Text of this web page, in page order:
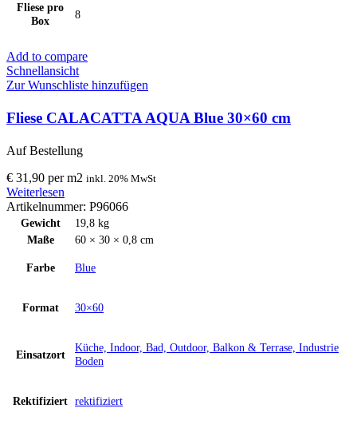
Fliese pro
Box
8
Add to compare
Schnellansicht
Zur Wunschliste hinzufügen
Fliese CALACATTA AQUA Blue 30×60 cm
Auf Bestellung
€ 31,90 perm2 inkl. 20% MwSt
Weiterlesen
Artikelnummer: P96066
Gewicht
19,8 kg
Maße
60 × 30 × 0,8 cm
Farbe Blue
Format 30×60
Einsatzort
Küche, Indoor, Bad, Outdoor, Balkon & Terrase, Industrie
Boden
Rektifiziert rektifiziert